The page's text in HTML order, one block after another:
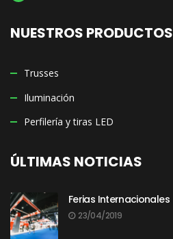
NUESTROS PRODUCTOS
Trusses
Iluminación
Perfilería y tiras LED
ÚLTIMAS NOTICIAS
Ferias Internacionales
23/04/2019